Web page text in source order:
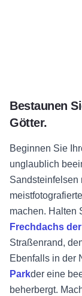
Bestaunen
Götter.
Beginnen Sie
unglaublich
Sandsteinfelsen
machen. Halten
Frechdachs
Straßenrand,
Ebenfalls in der
Parkder eine
beherbergt.